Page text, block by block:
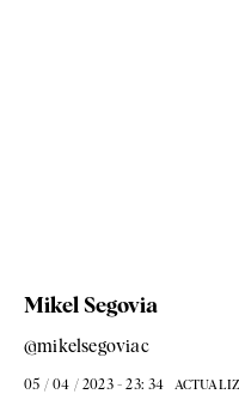
Mikel Segovia
@mikelsegoviac
05 / 04 / 2023 - 23: 34